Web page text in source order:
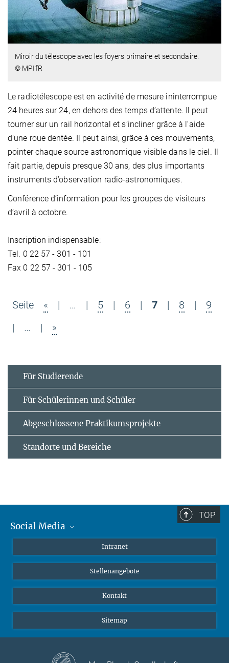
Miroir du télescope avec les foyers primaire et secondaire.
© MPIfR
Le radiotélescope est en activité de mesure ininterrompue
24 heures sur 24, en dehors des temps d’attente. Il peut
tourner sur un rail horizontal et s’incliner grâce à l’aide
d’une roue dentée. Il peut ainsi, grâce à ces mouvements,
pointer chaque source astronomique visible dans le ciel. Il
fait partie, depuis presque 30 ans, des plus importants
instruments d’observation radio-astronomiques.
Conférence d’information pour les groupes de visiteurs
d’avril à octobre.
Inscription indispensable:
Tel. 0 22 57 - 301 - 101
Fax 0 22 57 - 301 - 105
Seite « | … | 5 | 6 | 7 | 8 |
9
|
… | »
Für Studierende
Für Schülerinnen und Schüler
Abgeschlossene Praktikumsprojekte
Standorte und Bereiche
TOP
Social Media
LinkedIn
Intranet
Stellenangebote
Kontakt
Sitemap